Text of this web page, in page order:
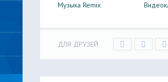
Музыка Remix
ДЛЯ ДРУЗЕЙ